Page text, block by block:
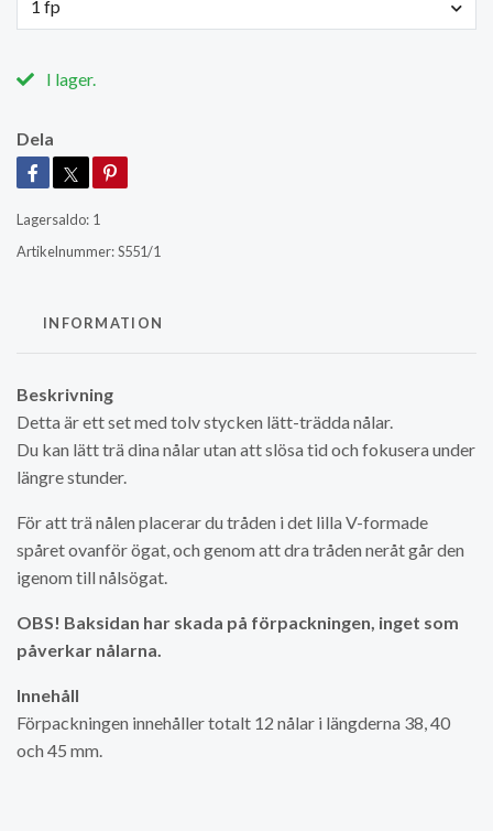
1 fp
I lager.
Dela
Lagersaldo: 1
Artikelnummer:S551/1
INFORMATION
Beskrivning
Detta är ett set med tolv stycken lätt-trädda nålar.
Du kan lätt trä dina nålar utan att slösa tid och fokusera under
längre stunder.
För att trä nålen placerar du tråden i det lilla V-formade
spåret ovanför ögat, och genom att dra tråden neråt går den
igenom till nålsögat.
OBS! Baksidan har skada på förpackningen, inget som
påverkar nålarna.
Innehåll
Förpackningen innehåller totalt 12 nålar i längderna 38, 40
och 45 mm.